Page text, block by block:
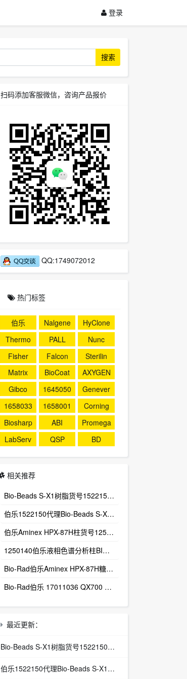
登录
搜索
扫码添加客服微信，咨询产品报价
QQ:1749072012
热门标签
伯乐 Nalgene
HyClone
Thermo
PALL
Nunc
Fisher
Falcon
Sterilin
Matrix
BioCoat
AXYGEN
Gibco
1645050
Genever
1658033
1658001
Corning
Biosharp
ABI
Promega
LabServ
QSP BD
相关推荐
Bio-Beads S-X1树脂货号1522150多孔聚苯乙烯‑二乙烯苯微球（PS‑DVB）
伯乐1522150代理Bio-Beads S-X1树脂货号1522150
伯乐Aminex HPX-87H柱货号1250140总代理Aminex HPX-87H有机酸分析柱
1250140伯乐液相色谱分析柱BIO-RAD Aminex HPX-87H-1250140
Bio-Rad伯乐Aminex HPX-87H糖有机酸分析色谱柱1250140
Bio-Rad伯乐 17011036 QX700 E Droplet Digital PCR System
最近更新：
Bio-Beads S-X1树脂货号1522150多孔聚苯乙烯‑二乙烯苯微球（PS‑DVB）
伯乐1522150代理Bio-Beads S-X1树脂货号1522150